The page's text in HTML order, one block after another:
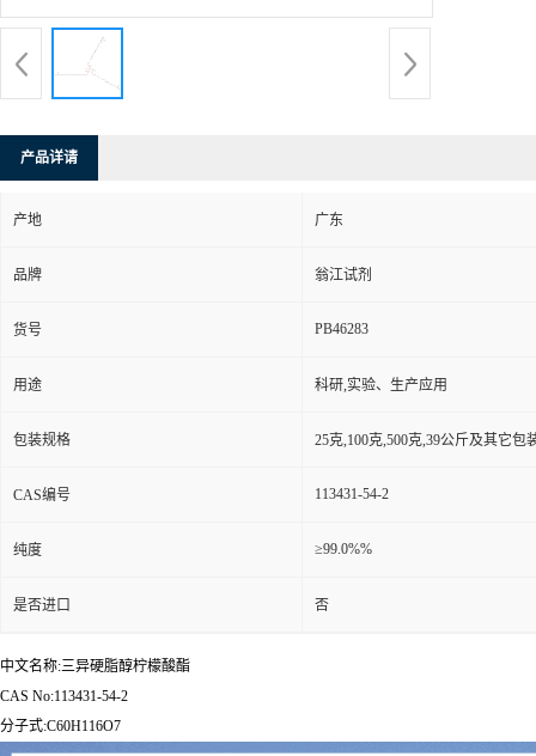
产品详请
产地 广东
品牌 翁江试剂
货号 PB46283
用途 科研,实验、生产应用
包装规格 25克,100克,500克,39公斤及其它包
CAS编号 113431-54-2
纯度 ≥99.0%%
是否进口 否
中文名称:三异硬脂醇柠檬酸酯
CAS No:113431-54-2
分子式:C60H116O7